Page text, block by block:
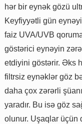
hər bir eynək gözü
Keyfiyyətli gün
faiz UVA/UVB
göstərici eynəyin
etdiyini göstərir. Əks
filtrsiz eynəklər göz
daha çox zərərli
yaradır. Bu isə göz
olunur. Uşaqlar üçün